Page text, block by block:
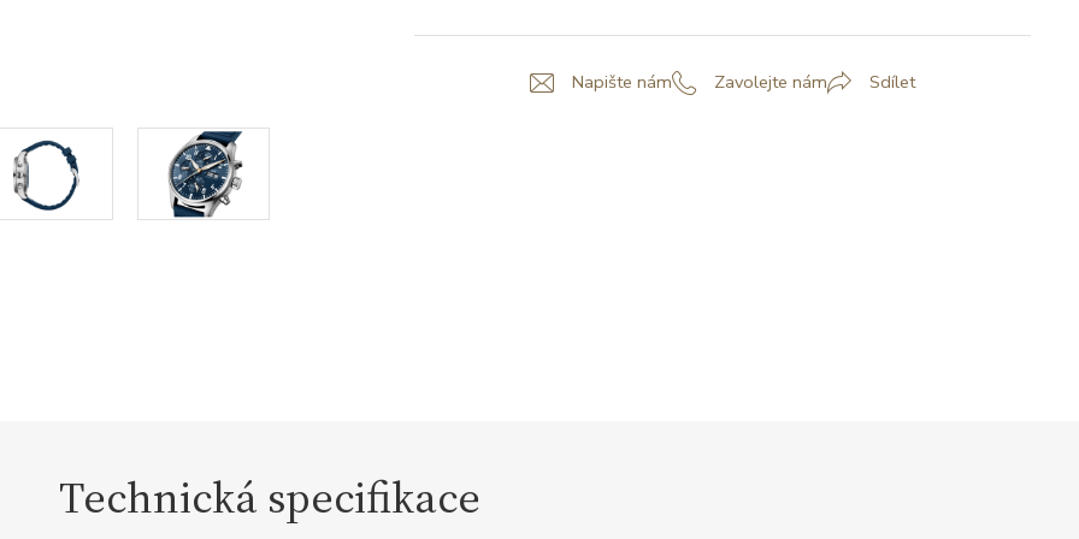
Napište nám Zavolejte nám Sdílet
Technická specifikace